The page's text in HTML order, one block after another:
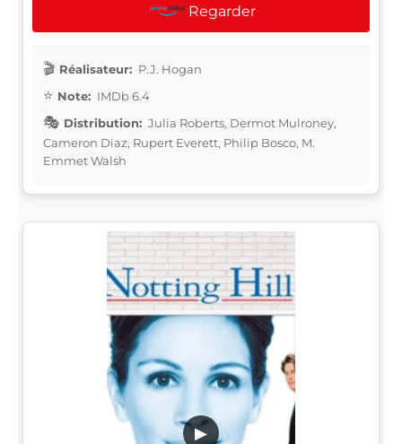
Regarder
Réalisateur: P.J. Hogan
Note: IMDb 6.4
Distribution: Julia Roberts, Dermot Mulroney,
Cameron Diaz, Rupert Everett, Philip Bosco, M.
Emmet Walsh
▶